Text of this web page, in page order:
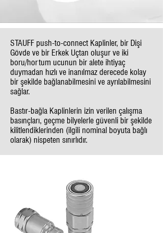
STAUFF push-to-connect Kaplinler, bir Dişi
Gövde ve bir Erkek Uçtan oluşur ve iki
boru/hortum ucunun bir alete ihtiyaç
duymadan hızlı ve inanılmaz derecede kolay
bir şekilde bağlanabilmesini ve ayrılabilmesini
sağlar.
Bastır-bağla Kaplinlerin izin verilen çalışma
basınçları, geçme bilyelerle güvenli bir şekilde
kilitlendiklerinden (ilgili nominal boyuta bağlı
olarak) nispeten sınırlıdır.